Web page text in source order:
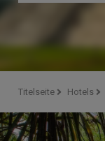
Titelseite Hotels